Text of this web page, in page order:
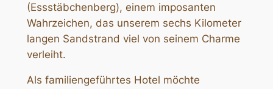
(Essstäbchenberg), einem imposanten
Wahrzeichen, das unserem sechs Kilometer
langen Sandstrand viel von seinem Charme
verleiht.
Als familiengeführtes Hotel möchte